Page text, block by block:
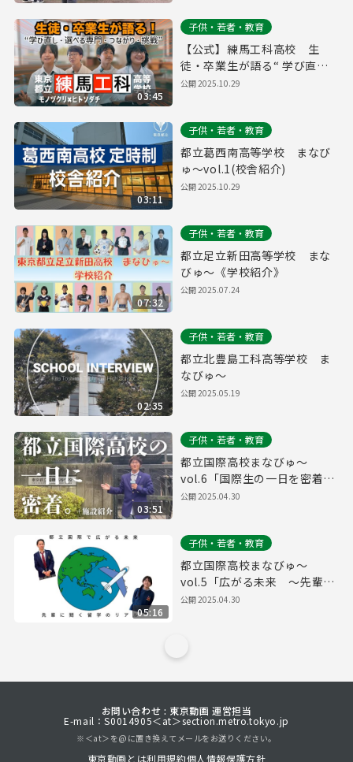
03:45
子供・若者・教育
【公式】練馬工科高校 生
徒・卒業生が語る“ 学び直
し・選べる専門・つながり・
公開2025.10.29
03:11
子供・若者・教育
都立葛西南高等学校 まなび
ゅ～vol.1(校舎紹介)
公開2025.10.29
07:32
子供・若者・教育
都立足立新田高等学校 まな
びゅ～《学校紹介》
公開2025.07.24
02:35
子供・若者・教育
都立北豊島工科高等学校 ま
なびゅ～
公開2025.05.19
03:51
子供・若者・教育
都立国際高校まなびゅ～
vol.6「国際生の一日を密着リ
ポートしてみた！」
公開2025.04.30
05:16
子供・若者・教育
都立国際高校まなびゅ～
vol.5「広がる未来 〜先輩に
聞く留学のリアル〜」
公開2025.04.30
お問い合わせ : 東京動画 運営担当
E-mail：S0014905＜at＞section.metro.tokyo.jp
※＜at＞を@に置き換えてメールをお送りください。
東京動画とは利用規約個人情報保護方針